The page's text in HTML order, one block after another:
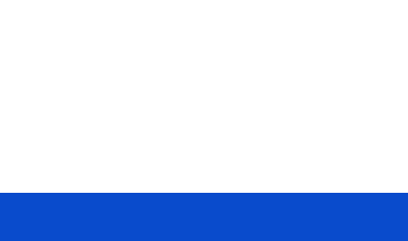
Vigilância Sanitária apreende mais de